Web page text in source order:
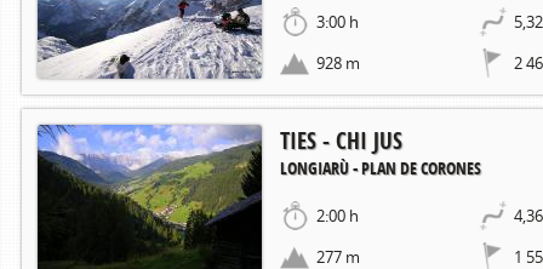
3:00 h
928 m
2
TIES - CHI JUS
LONGIARÙ - PLAN DE CORONES
2:00 h
277 m
1